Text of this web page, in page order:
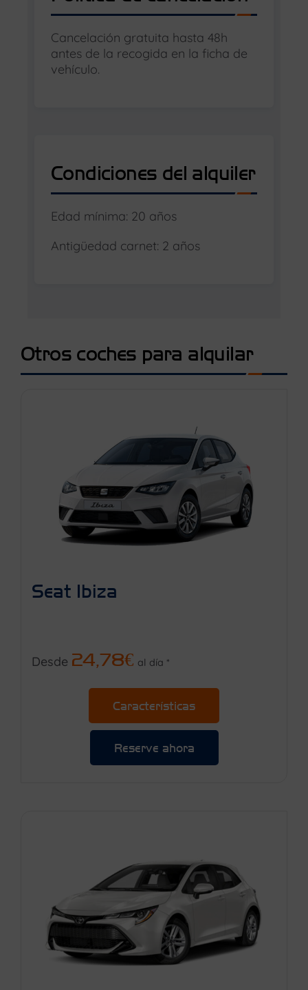
Cancelación gratuita hasta 48h
antes de la recogida en la ficha de
vehículo.
Condiciones del alquiler
Edad mínima: 20 años
Antigüedad carnet: 2 años
Otros coches para alquilar
Seat Ibiza
Desde 24,78€ al día *
Características
Reserve ahora